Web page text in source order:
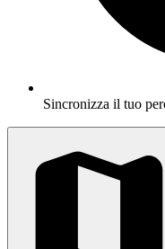
Sincronizza il tuo